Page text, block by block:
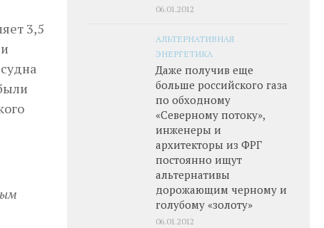
3,5
06.01.2012
АЛЬТЕРНАТИВНАЯ
ЭНЕРГЕТИКА
Даже получив еще
больше российского газа
по обходному
«Северному потоку»,
инженеры и
архитекторы из ФРГ
постоянно ищут
альтернативы
дорожающим черному и
голубому «золоту»
06.01.2012